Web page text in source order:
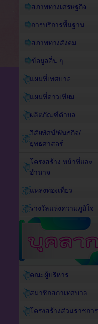
สภาพทางเศรษฐกิจ
การบริการพื้นฐาน
สภาพทางสังคม
ข้อมูลอื่น ๆ
แผนที่เทศบาล
แผนที่ดาวเทียม
ผลิตภัณฑ์ตำบล
วิสัยทัศน์/พันธกิจ/
ยุทธศาสตร์
โครงสร้าง หน้าที่และ
อำนาจ
แหล่งท่องเที่ยว
รางวัลแห่งความภูมิใจ
คณะผู้บริหาร
สมาชิกสภาเทศบาล
โครงสร้างส่วนราชการ